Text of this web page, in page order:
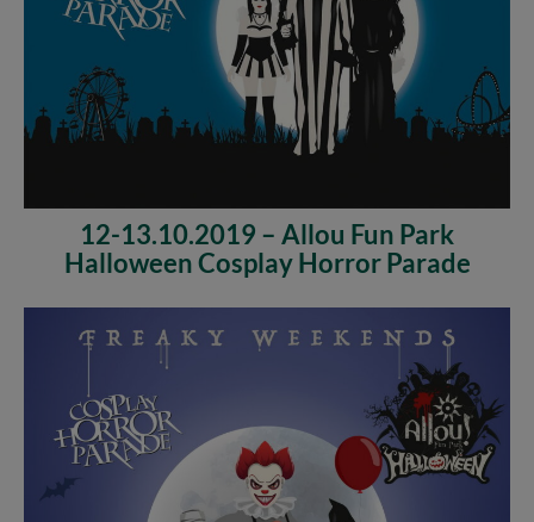
12-13.10.2019 – Allou Fun Park
Halloween Cosplay Horror Parade